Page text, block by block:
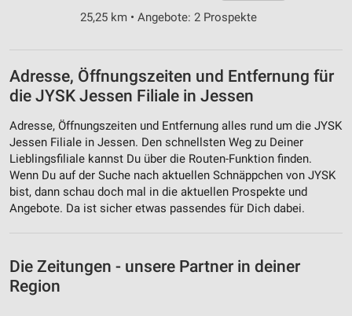
25,25 km • Angebote: 2 Prospekte
Adresse, Öffnungszeiten und Entfernung für
die JYSK Jessen Filiale in Jessen
Adresse, Öffnungszeiten und Entfernung alles rund um die JYSK
Jessen Filiale in Jessen. Den schnellsten Weg zu Deiner
Lieblingsfiliale kannst Du über die Routen-Funktion finden.
Wenn Du auf der Suche nach aktuellen Schnäppchen von JYSK
bist, dann schau doch mal in die aktuellen Prospekte und
Angebote. Da ist sicher etwas passendes für Dich dabei.
Die Zeitungen - unsere Partner in deiner
Region